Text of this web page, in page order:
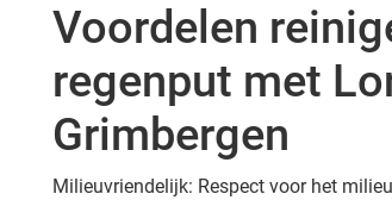
Voordelen
regenput met
Grimbergen
Milieuvriendelijk: Respect voor het